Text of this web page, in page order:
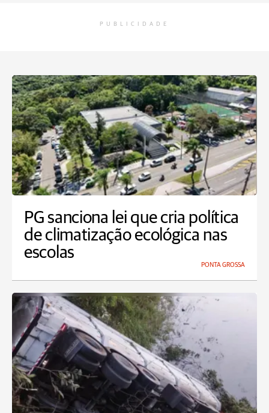
PUBLICIDADE
PG sanciona lei que cria política
de climatização ecológica nas
escolas
PONTA GROSSA